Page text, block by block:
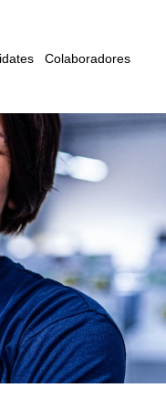
Colaboradores